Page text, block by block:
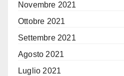
Novembre 2021
Ottobre 2021
Settembre 2021
Agosto 2021
Luglio 2021